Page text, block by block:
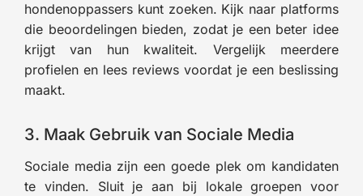
hondenoppassers kunt zoeken. Kijk naar platforms
die beoordelingen bieden, zodat je een beter idee
krijgt van hun kwaliteit. Vergelijk meerdere
profielen en lees reviews voordat je een beslissing
maakt.
3. Maak Gebruik van Sociale Media
Sociale media zijn een goede plek om kandidaten
te vinden. Sluit je aan bij lokale groepen voor